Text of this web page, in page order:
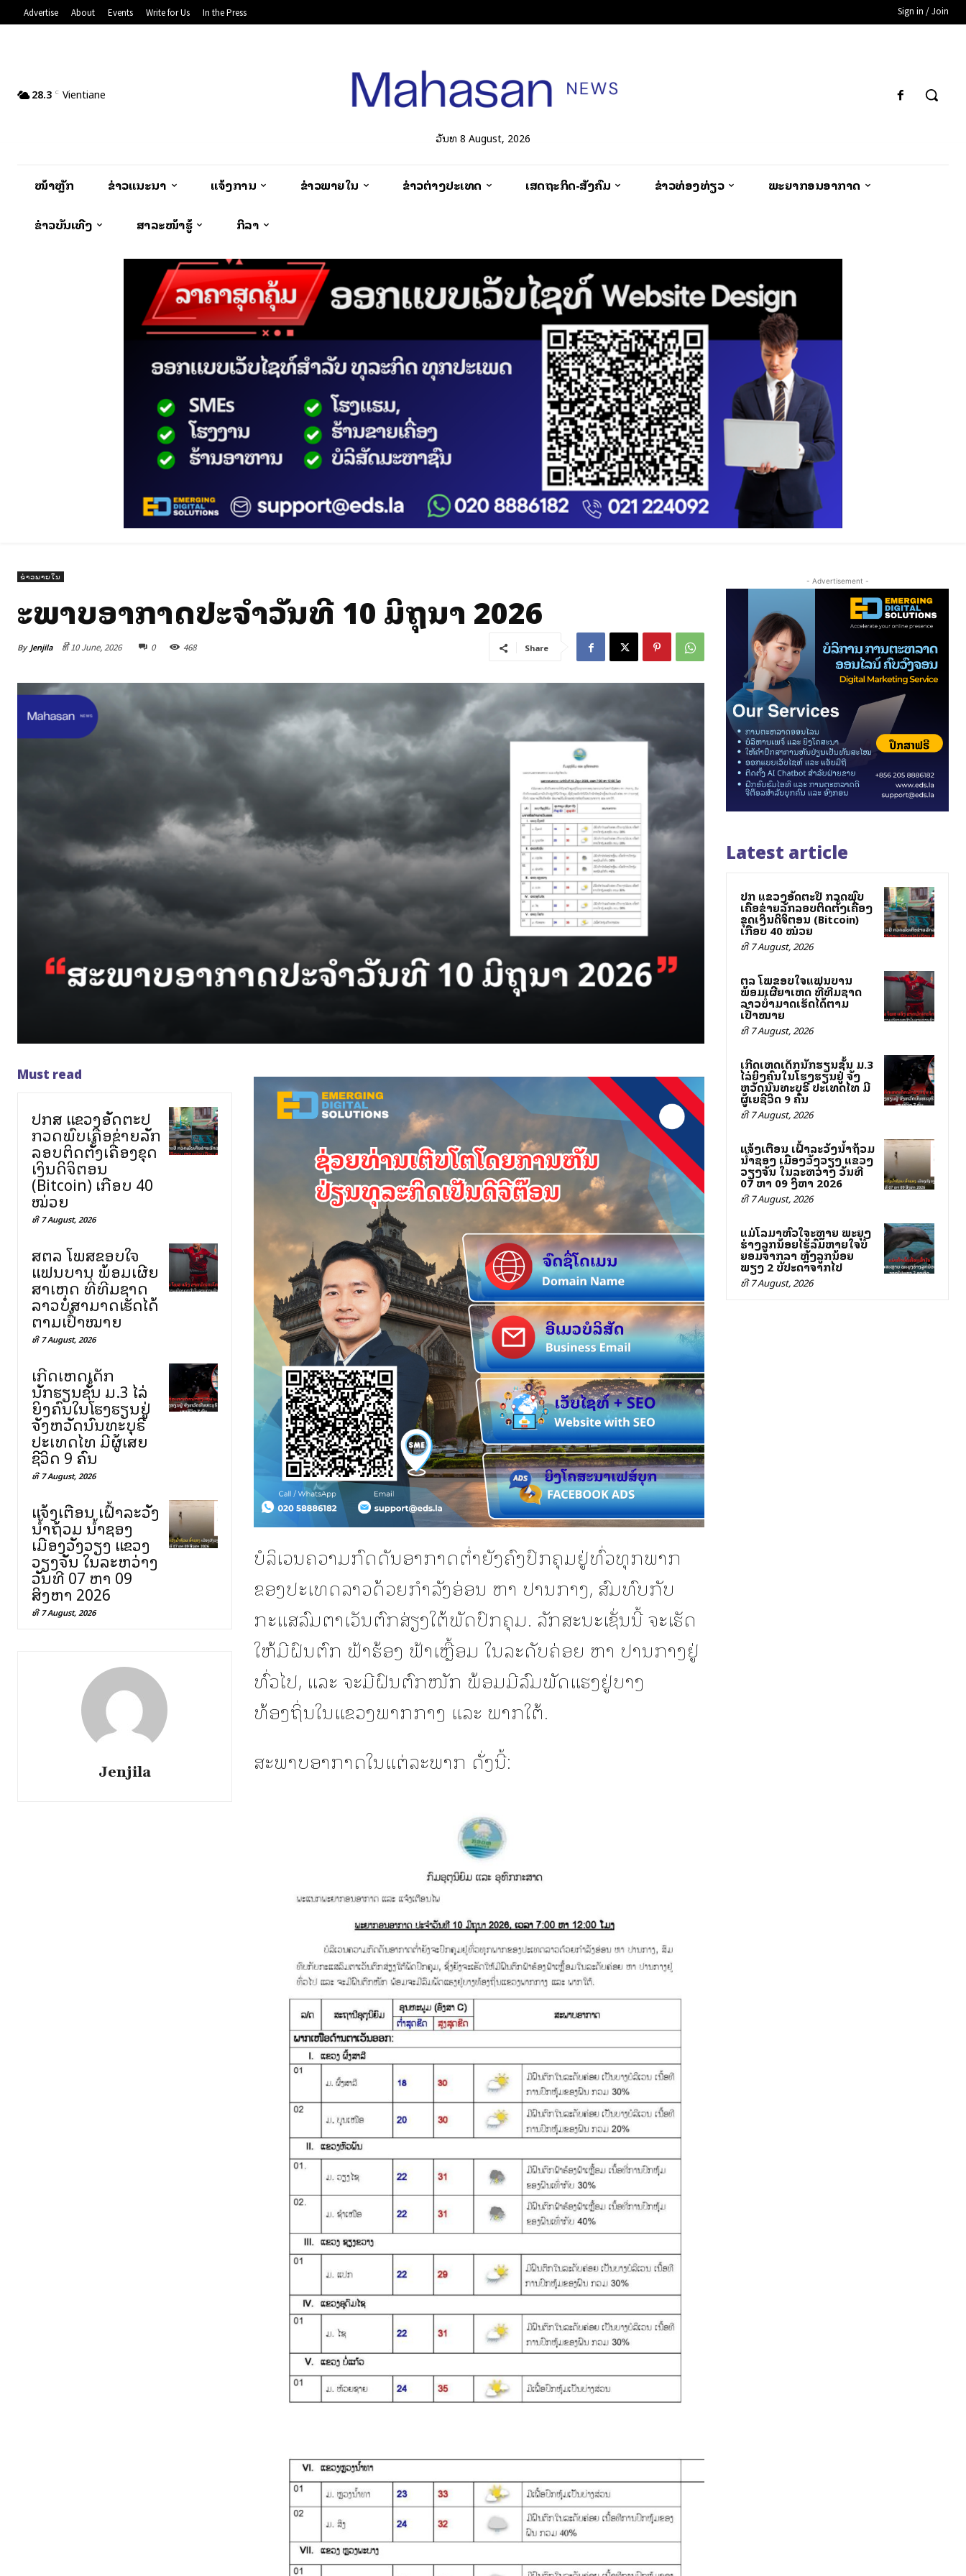
Advertise About Events Write for Us In the Press Sign in / Join
28.3 C Vientiane
ວັນທີ 8 August, 2026
ໜ້າຫຼັກ ຂ່າວແນະນຳ ແຈ້ງການ ຂ່າວພາຍໃນ ຂ່າວຕ່າງປະເທດ ເສດຖະກິດ-ສັງຄົມ ຂ່າວທ່ອງທ່ຽວ ພະຍາກອນອາກາດ
ຂ່າວບັນເທີງ ສາລະໜ້າຮູ້ ກິລາ
ຂ່າວພາຍໃນ
ສະພາບອາກາດປະຈໍາວັນທີ 10 ມິຖຸນາ 2026
By Jenjila ທີ 10 June, 2026 0 468 Share
Must read
ປກສ ແຂວງອັດຕະປື
ກວດພົບເຄືອຂ່າຍລັກ
ລອບຕິດຕັ້ງເຄື່ອງຂຸດ
ເງິນດິຈິຕອນ
(Bitcoin) ເກືອບ 40
ໝ່ວຍ
ທີ 7 August, 2026
ສຕລ ໂພສຂອບໃຈ
ແຟນບານ ພ້ອມເຜີຍ
ສາເຫດ ທີ່ທີມຊາດ
ລາວບໍ່ສາມາດເຮັດໄດ້
ຕາມເປົ້າໝາຍ
ທີ 7 August, 2026
ເກີດເຫດເດັກ
ນັກຮຽນຊັ້ນ ມ.3 ໄລ່
ຍິງຄົນໃນໂຮງຮຽນຢູ່
ຈັງຫວັດນົນທະບຸຣີ
ປະເທດໄທ ມີຜູ້ເສຍ
ຊີວິດ 9 ຄົນ
ທີ 7 August, 2026
ແຈ້ງເຕືອນ ເຝົ້າລະວັງ
ນ້ຳຖ້ວມ ນ້ຳຊອງ
ເມືອງວັງວຽງ ແຂວງ
ວຽງຈັນ ໃນລະຫວ່າງ
ວັນທີ 07 ຫາ 09
ສິງຫາ 2026
ທີ 7 August, 2026
Jenjila
ບໍລິເວນຄວາມກົດດັນອາກາດຕ່ຳຍັງຄົງປົກຄຸມຢູ່ທົ່ວທຸກພາກ
ຂອງປະເທດລາວດ້ວຍກຳລັງອ່ອນ ຫາ ປານກາງ, ສົມທົບກັບ
ກະແສລົມຕາເວັນຕົກສ່ຽງໃຕ້ພັດປົກຄຸມ. ລັກສະນະເຊັ່ນນີ້ ຈະເຮັດ
ໃຫ້ມີຝົນຕົກ ຟ້າຮ້ອງ ຟ້າເຫຼື້ອມ ໃນລະດັບຄ່ອຍ ຫາ ປານກາງຢູ່
ທົ່ວໄປ, ແລະ ຈະມີຝົນຕົກໜັກ ພ້ອມມີລົມພັດແຮງຢູ່ບາງ
ທ້ອງຖິ່ນໃນແຂວງພາກກາງ ແລະ ພາກໃຕ້.
ສະພາບອາກາດໃນແຕ່ລະພາກ ດັ່ງນີ້:
- Advertisement -
Latest article
ປກສ ແຂວງອັດຕະປື ກວດພົບ
ເຄືອຂ່າຍລັກລອບຕິດຕັ້ງເຄື່ອງ
ຂຸດເງິນດິຈິຕອນ (Bitcoin)
ເກືອບ 40 ໝ່ວຍ
ທີ 7 August, 2026
ສຕລ ໂພສຂອບໃຈແຟນບານ
ພ້ອມເຜີຍສາເຫດ ທີ່ທີມຊາດ
ລາວບໍ່ສາມາດເຮັດໄດ້ຕາມ
ເປົ້າໝາຍ
ທີ 7 August, 2026
ເກີດເຫດເດັກນັກຮຽນຊັ້ນ ມ.3
ໄລ່ຍິງຄົນໃນໂຮງຮຽນຢູ່ ຈັງ
ຫວັດນົນທະບຸຣີ ປະເທດໄທ ມີ
ຜູ້ເສຍຊີວິດ 9 ຄົນ
ທີ 7 August, 2026
ແຈ້ງເຕືອນ ເຝົ້າລະວັງນ້ຳຖ້ວມ
ນ້ຳຊອງ ເມືອງວັງວຽງ ແຂວງ
ວຽງຈັນ ໃນລະຫວ່າງ ວັນທີ
07 ຫາ 09 ສິງຫາ 2026
ທີ 7 August, 2026
ແມ່ໂລມາຫົວໃຈສະຫຼາຍ ພະຍຸງ
ຮ່າງລູກນ້ອຍໄຮ້ລົມຫາຍໃຈບໍ່
ຍອມຈາກລາ ຫຼັງລູກນ້ອຍ
ພຽງ 2 ສັບປະດາຈາກໄປ
ທີ 7 August, 2026